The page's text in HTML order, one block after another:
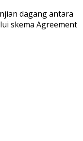
dagang antara
skema Agreement